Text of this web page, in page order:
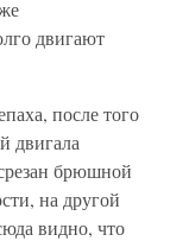
двигают
после того
двигала
брюшной
на другой
видно, что